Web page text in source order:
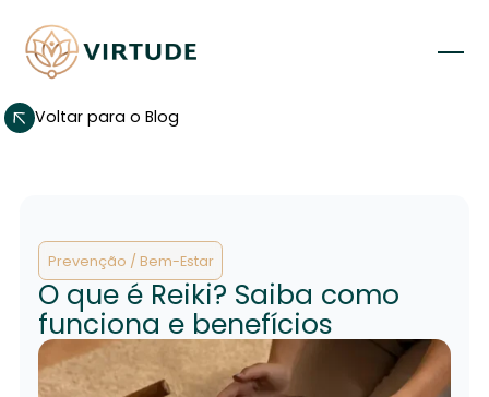
Voltar para o Blog
Prevenção / Bem-Estar
O que é Reiki? Saiba como
funciona e benefícios